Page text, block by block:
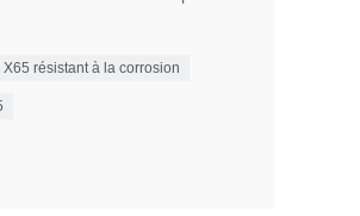
X65 résistant à la corrosion